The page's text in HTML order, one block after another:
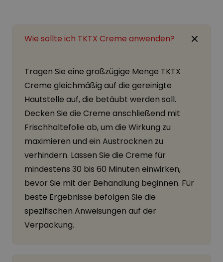
Wie sollte ich TKTX Creme anwenden?
Tragen Sie eine großzügige Menge TKTX
Creme gleichmäßig auf die gereinigte
Hautstelle auf, die betäubt werden soll.
Decken Sie die Creme anschließend mit
Frischhaltefolie ab, um die Wirkung zu
maximieren und ein Austrocknen zu
verhindern. Lassen Sie die Creme für
mindestens 30 bis 60 Minuten einwirken,
bevor Sie mit der Behandlung beginnen. Für
beste Ergebnisse befolgen Sie die
spezifischen Anweisungen auf der
Verpackung.